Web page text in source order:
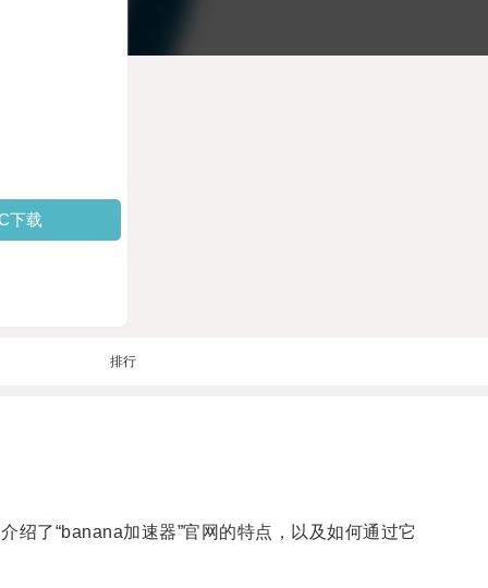
下载
排行
了“banana加速器”官网的特点，以及如何通过它